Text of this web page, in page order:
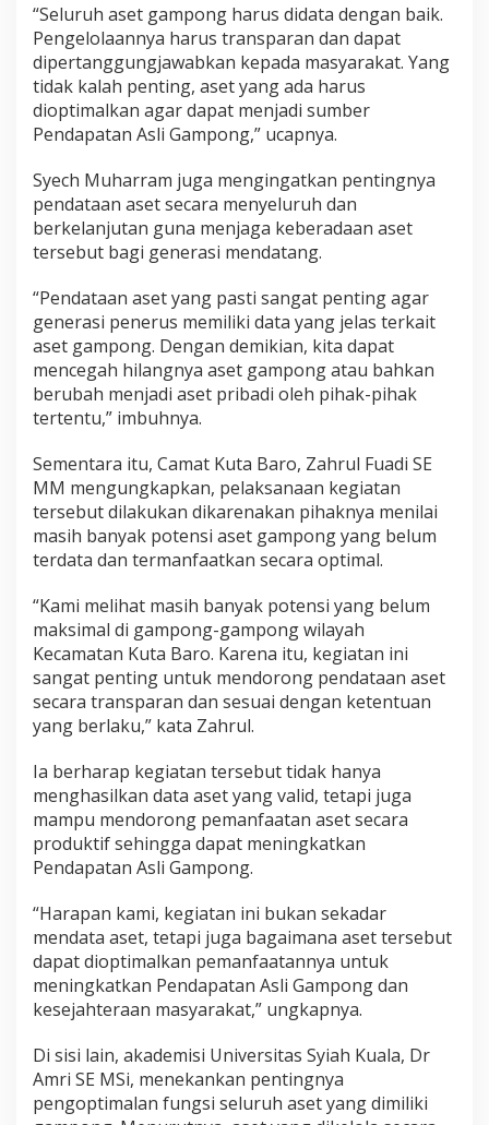
“Seluruh aset gampong harus didata dengan baik.
Pengelolaannya harus transparan dan dapat
dipertanggungjawabkan kepada masyarakat. Yang
tidak kalah penting, aset yang ada harus
dioptimalkan agar dapat menjadi sumber
Pendapatan Asli Gampong,” ucapnya.
Syech Muharram juga mengingatkan pentingnya
pendataan aset secara menyeluruh dan
berkelanjutan guna menjaga keberadaan aset
tersebut bagi generasi mendatang.
“Pendataan aset yang pasti sangat penting agar
generasi penerus memiliki data yang jelas terkait
aset gampong. Dengan demikian, kita dapat
mencegah hilangnya aset gampong atau bahkan
berubah menjadi aset pribadi oleh pihak-pihak
tertentu,” imbuhnya.
Sementara itu, Camat Kuta Baro, Zahrul Fuadi SE
MM mengungkapkan, pelaksanaan kegiatan
tersebut dilakukan dikarenakan pihaknya menilai
masih banyak potensi aset gampong yang belum
terdata dan termanfaatkan secara optimal.
“Kami melihat masih banyak potensi yang belum
maksimal di gampong-gampong wilayah
Kecamatan Kuta Baro. Karena itu, kegiatan ini
sangat penting untuk mendorong pendataan aset
secara transparan dan sesuai dengan ketentuan
yang berlaku,” kata Zahrul.
Ia berharap kegiatan tersebut tidak hanya
menghasilkan data aset yang valid, tetapi juga
mampu mendorong pemanfaatan aset secara
produktif sehingga dapat meningkatkan
Pendapatan Asli Gampong.
“Harapan kami, kegiatan ini bukan sekadar
mendata aset, tetapi juga bagaimana aset tersebut
dapat dioptimalkan pemanfaatannya untuk
meningkatkan Pendapatan Asli Gampong dan
kesejahteraan masyarakat,” ungkapnya.
Di sisi lain, akademisi Universitas Syiah Kuala, Dr
Amri SE MSi, menekankan pentingnya
pengoptimalan fungsi seluruh aset yang dimiliki